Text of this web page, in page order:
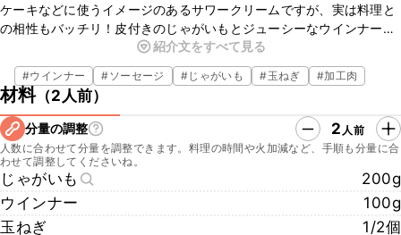
ケーキなどに使うイメージのあるサワークリームですが、実は料理と
の相性もバッチリ！皮付きのじゃがいもとジューシーなウインナーが
サワークリームによく合う、グリルレシピです。熱々のスキレットで
ごろごろの具材を焼き上げ、香ばしいニンニクと醤油の香りが食欲を
そそります。たっぷりのサワークリームと一緒にご賞味ください。
紹介文をすべて見る
#ウインナー #ソーセージ #じゃがいも #玉ねぎ #加工肉
材料（2人前）
分量の調整 2 人前
人数に合わせて分量を調整できます。料理の時間や火加減など、手順も分量に合
わせて調整してくださいね。
じゃがいも
200g
ウインナー
100g
玉ねぎ
1/2個